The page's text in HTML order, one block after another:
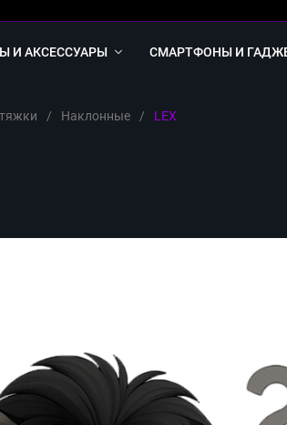
И АКСЕССУАРЫ СМАРТФОНЫ И
/ Наклонные / LEX